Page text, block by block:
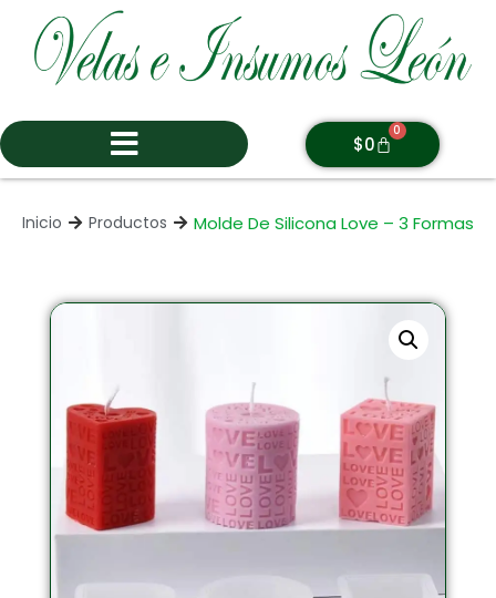
$0
0
Inicio Productos Molde De Silicona Love – 3 Formas